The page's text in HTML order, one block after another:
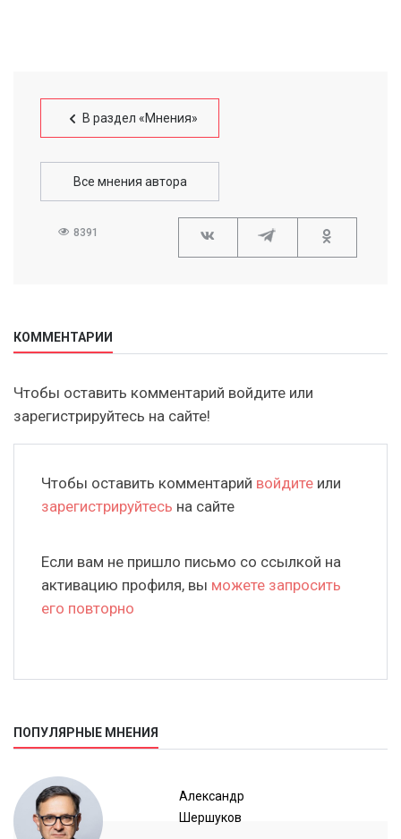
В раздел «Мнения»
Все мнения автора
8391
КОММЕНТАРИИ
Чтобы оставить комментарий войдите или
зарегистрируйтесь на сайте!
Чтобы оставить комментарий войдите или
зарегистрируйтесь на сайте
Если вам не пришло письмо со ссылкой на
активацию профиля, вы можете запросить
его повторно
ПОПУЛЯРНЫЕ МНЕНИЯ
Александр
Шершуков